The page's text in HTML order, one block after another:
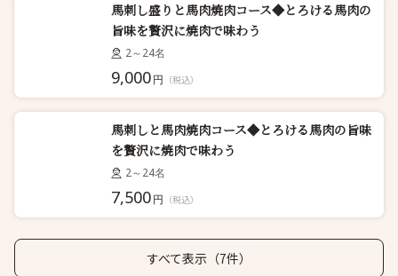
馬刺し盛りと馬肉焼肉コース◆とろける馬肉の
旨味を贅沢に焼肉で味わう
2～24名
9,000円 （税込）
馬刺しと馬肉焼肉コース◆とろける馬肉の旨味
を贅沢に焼肉で味わう
2～24名
7,500円 （税込）
すべて表示（7件）